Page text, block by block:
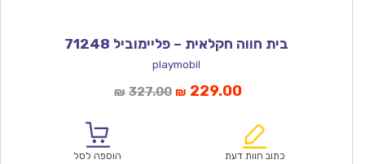
בית חווה חקלאית – פליימוביל 71248
playmobil
₪ 327.00המחיר
₪327.00.
₪ 229.00המחיר
הוא:
כתוב חוות דעת הוספה לסל